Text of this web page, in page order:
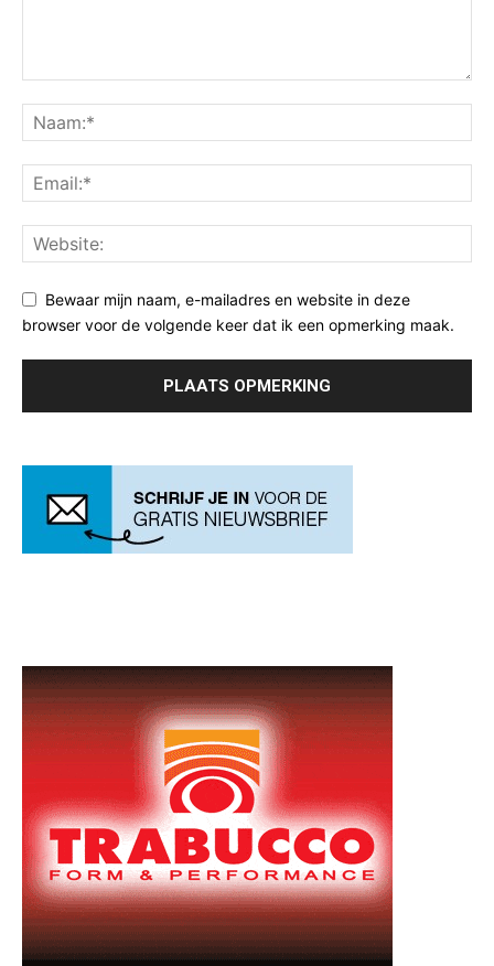
Bewaar mijn naam, e-mailadres en website in deze
browser voor de volgende keer dat ik een opmerking maak.